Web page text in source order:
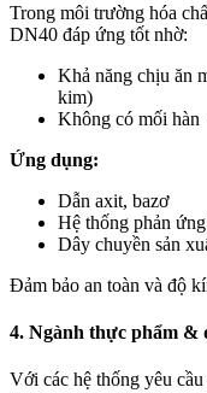
Trong môi trường hóa
DN40 đáp ứng tốt nhờ:
Khả năng chịu ăn
kim)
Không có mối
Ứng dụng:
Dẫn axit, bazơ
Hệ thống phản
Dây chuyền sản
Đảm bảo an toàn và độ
4. Ngành thực phẩm &
Với các hệ thống yêu